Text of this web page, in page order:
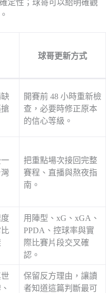
定性；球哥可以給明確觀
球哥更新方式
開賽前 48 小時重新檢
查，必要時修正原本
的信心等級。
把重點場次接回完整
賽程、直播與熬夜指
南。
用陣型、xG、xGA、
PPDA、控球率與實
際比賽片段交叉確
認。
保留反方理由，讓讀
者知道這篇判斷最可